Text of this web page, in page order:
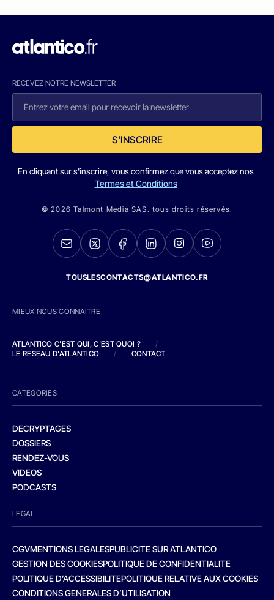
RECEVEZ NOTRE NEWSLETTER
S'INSCRIRE
En cliquant sur s'inscrire, vous confirmez que vous acceptez nos
Termes et Conditions
© 2026 Talmont Media SAS. tous droits réservés.
TOUSLESCONTACTS@ATLANTICO.FR
MIEUX NOUS CONNAITRE
ATLANTICO C'EST QUI, C'EST QUOI ?
/
LE RESEAU D'ATLANTICO
/ CONTACT
CATEGORIES
DECRYPTAGES
DOSSIERS
RENDEZ-VOUS
VIDEOS
PODCASTS
LEGAL
CGVMENTIONS LEGALESPUBLICITE SUR ATLANTICO
GESTION DES COOKIESPOLITIQUE DE CONFIDENTIALITE
POLITIQUE D’ACCESSIBILITEPOLITIQUE RELATIVE AUX COOKIES
CONDITIONS GENERALES D’UTILISATION